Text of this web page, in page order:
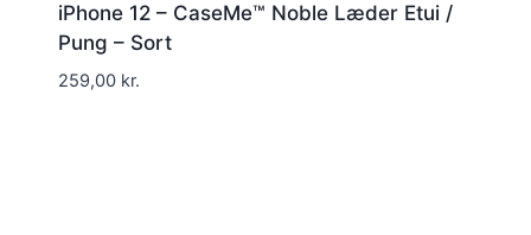
iPhone 12 – CaseMe™ Noble Læder Etui /
Pung – Sort
259,00 kr.